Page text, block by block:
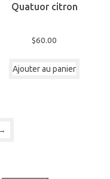
Quatuor citron
$60.00
Ajouter au panier